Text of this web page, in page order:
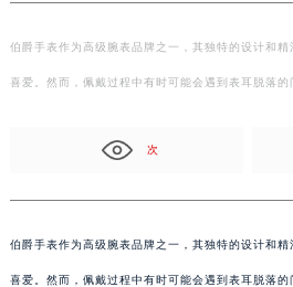
伯爵手表作为高级腕表品牌之一，其独特的设计和
喜爱。然而，佩戴过程中有时可能会遇到表耳脱落
次
伯爵手表作为高级腕表品牌之一，其独特的设计和
喜爱。然而，佩戴过程中有时可能会遇到表耳脱落